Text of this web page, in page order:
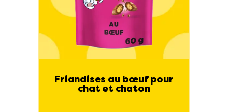
Friandises au bœuf pour
chat et chaton